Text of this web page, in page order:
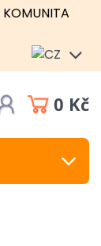
KOMUNITA
0 Kč